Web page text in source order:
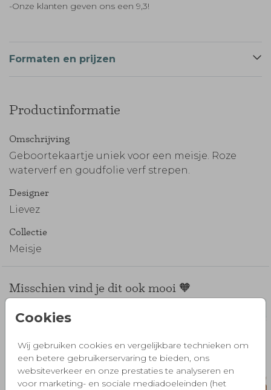
Cookies
Wij gebruiken cookies en vergelijkbare technieken om
een betere gebruikerservaring te bieden, ons
websiteverkeer en onze prestaties te analyseren en
voor marketing- en sociale mediadoeleinden (het
-Onze klanten geven ons een 9,3!
Formaten en prijzen
Productinformatie
Omschrijving
Geboortekaartje uniek voor een meisje. Roze
waterverf en goudfolie verf strepen.
Designer
Lievez
Collectie
Meisje
Misschien vind je dit ook mooi 🧡